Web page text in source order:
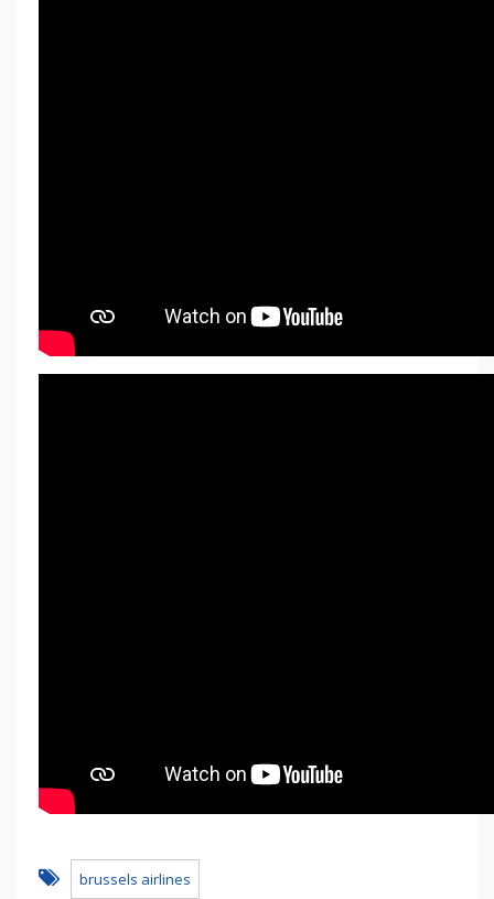
brussels airlines